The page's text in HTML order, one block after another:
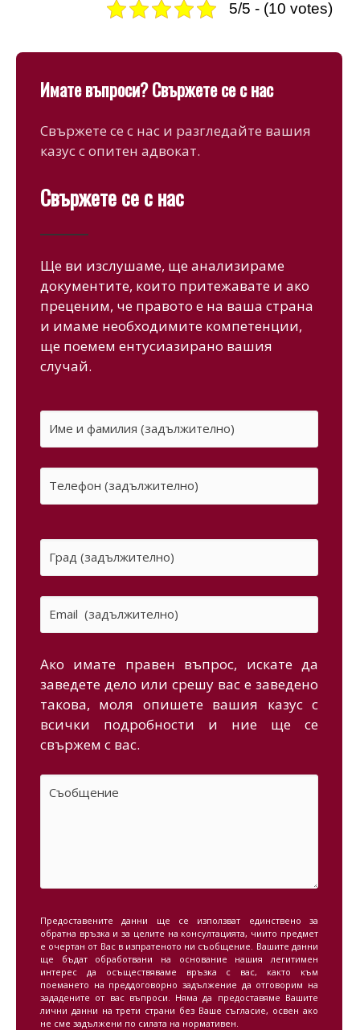
5/5 - (10 votes)
Имате въпроси? Свържете се с нас
Свържете се с нас и разгледайте вашия
казус с опитен адвокат.
Свържете се с нас
Ще ви изслушаме, ще анализираме
документите, които притежавате и ако
преценим, че правото е на ваша страна
и имаме необходимите компетенции,
ще поемем ентусиазирано вашия
случай.
Ако имате правен въпрос, искате да
заведете дело или срешу вас е заведено
такова, моля опишете вашия казус с
всички подробности и ние ще се
свържем с вас.
Предоставените данни ще се използват единствено за
обратна връзка и за целите на консултацията, чиито предмет
е очертан от Вас в изпратеното ни съобщение. Вашите данни
ще бъдат обработвани на основание нашия легитимен
интерес да осъществяваме връзка с вас, както към
поемането на преддоговорно задължение да отговорим на
зададените от вас въпроси. Няма да предоставяме Вашите
лични данни на трети страни без Ваше съгласие, освен ако
не сме задължени по силата на нормативен.